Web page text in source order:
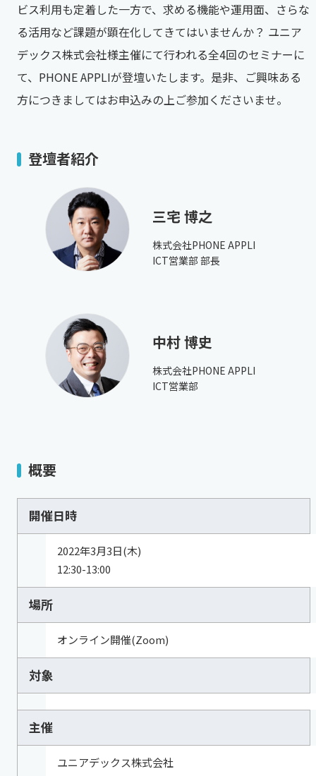
ビス利用も定着した一方で、求める機能や運用面、さらな
る活用など課題が顕在化してきてはいませんか？ ユニア
デックス株式会社様主催にて行われる全4回のセミナーに
て、PHONE APPLIが登壇いたします。是非、ご興味ある
方につきましてはお申込みの上ご参加くださいませ。
登壇者紹介
三宅 博之
株式会社PHONE APPLI
ICT営業部 部長
中村 博史
株式会社PHONE APPLI
ICT営業部
概要
開催日時
2022年3月3日(木)
12:30-13:00
場所
オンライン開催(Zoom)
対象
主催
ユニアデックス株式会社